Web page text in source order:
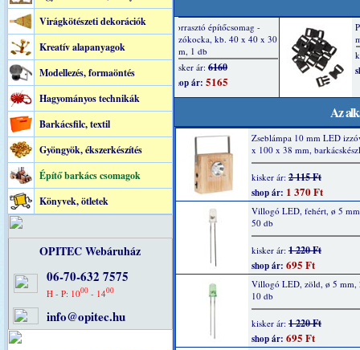
Virágkötészeti dekorációk
Kreatív alapanyagok
Modellezés, formaöntés
Hagyományos technikák
Barkácsfilc, textil
Gyöngyök, ékszerkészítés
Építő barkács csomagok
Könyvek, ötletek
OPITEC Webáruház
06-70-632 7575
H - P: 1000- 1400
info@opitec.hu
Az
Zseblámpa 10 mm LED
x 100 x 38 mm,
kisker ár: 2 115 Ft
shop ár: 1 370 Ft
Villogó LED, fehért, ø 5
50 db
kisker ár: 1 220 Ft
shop ár: 695 Ft
Villogó LED, zöld, ø 5 mm,
10 db
kisker ár: 1 220 Ft
shop ár: 695 Ft